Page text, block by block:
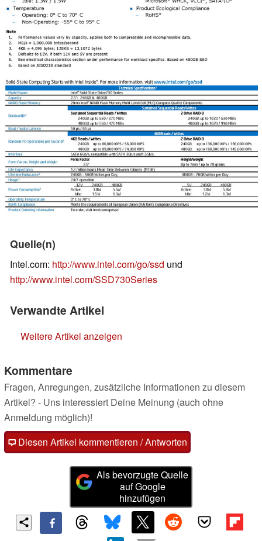
Quelle(n)
Intel.com: http://www.intel.com/go/ssd und
http://www.intel.com/SSD730Series
Verwandte Artikel
Weitere Artikel anzeigen
Kommentare
Fragen, Anregungen, zusätzliche Informationen zu diesem
Artikel? - Uns interessiert Deine Meinung (auch ohne
Anmeldung möglich)!
Diesen Artikel kommentieren / Antworten
Als bevorzugte Quelle
auf Google
hinzufügen